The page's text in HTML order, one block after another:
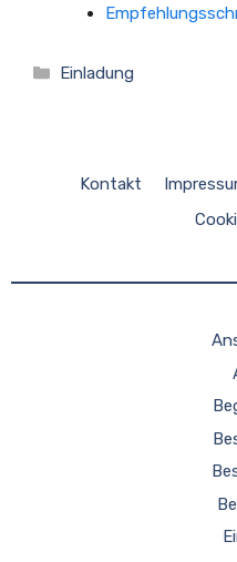
Kategorien
Einladung
Kontakt